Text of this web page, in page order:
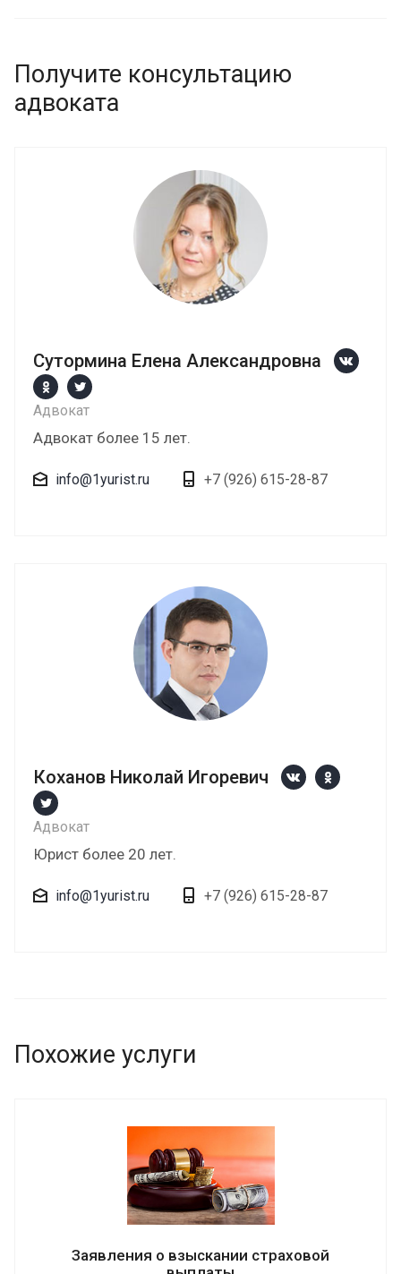
Получите консультацию
адвоката
Сутормина Елена Александровна
Адвокат
Адвокат более 15 лет.
info@1yurist.ru +7 (926) 615-28-87
Коханов Николай Игоревич
Адвокат
Юрист более 20 лет.
info@1yurist.ru +7 (926) 615-28-87
Похожие услуги
Заявления о взыскании страховой